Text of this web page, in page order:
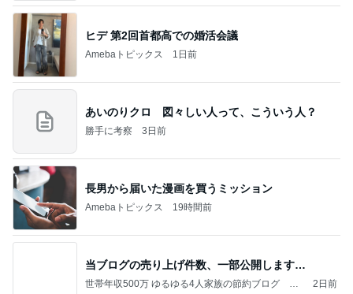
ヒデ 第2回首都高での婚活会議
Amebaトピックス 1日前
あいのりクロ 図々しい人って、こういう人？
勝手に考察 3日前
長男から届いた漫画を買うミッション
Amebaトピックス 19時間前
当ブログの売り上げ件数、一部公開します…
世帯年収500万 ゆるゆる4人家族の節約ブログ 〜
2日前